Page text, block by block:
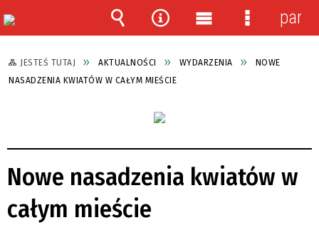
JESTEŚ TUTAJ AKTUALNOŚCI WYDARZENIA
NOWE
NASADZENIA KWIATÓW W CAŁYM MIEŚCIE
Nowe nasadzenia kwiatów w
całym mieście
Wyszukiwarka
Narzędzia
Menu
główne
Menu
panel